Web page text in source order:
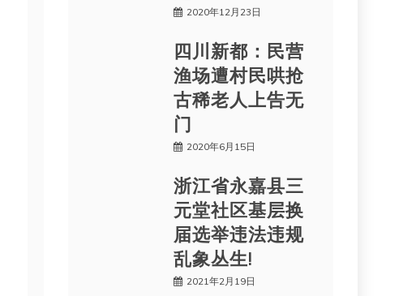
2020年12月23日
四川新都：民营
渔场遭村民哄抢
古稀老人上告无
门
2020年6月15日
浙江省永嘉县三
元堂社区基层换
届选举违法违规
乱象丛生!
2021年2月19日